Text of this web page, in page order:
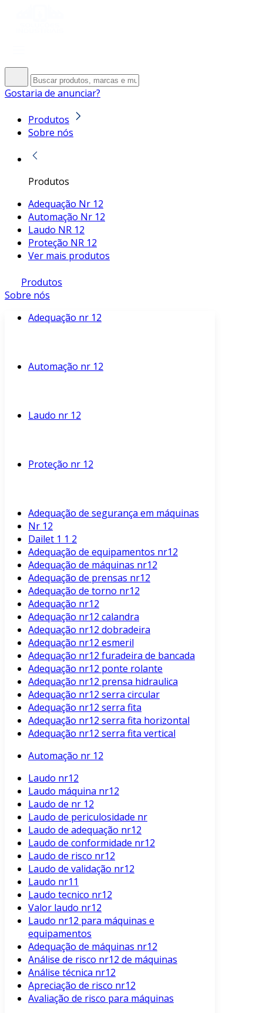
Gostaria de anunciar?
Produtos
Sobre nós
Produtos
Adequação Nr 12
Automação Nr 12
Laudo NR 12
Proteção NR 12
Ver mais produtos
Produtos
Sobre nós
Adequação nr 12
Automação nr 12
Laudo nr 12
Proteção nr 12
Adequação de segurança em máquinas
Nr 12
Dailet 1 1 2
Adequação de equipamentos nr12
Adequação de máquinas nr12
Adequação de prensas nr12
Adequação de torno nr12
Adequação nr12
Adequação nr12 calandra
Adequação nr12 dobradeira
Adequação nr12 esmeril
Adequação nr12 furadeira de bancada
Adequação nr12 ponte rolante
Adequação nr12 prensa hidraulica
Adequação nr12 serra circular
Adequação nr12 serra fita
Adequação nr12 serra fita horizontal
Adequação nr12 serra fita vertical
Automação nr 12
Laudo nr12
Laudo máquina nr12
Laudo de nr 12
Laudo de periculosidade nr
Laudo de adequação nr12
Laudo de conformidade nr12
Laudo de risco nr12
Laudo de validação nr12
Laudo nr11
Laudo tecnico nr12
Valor laudo nr12
Laudo nr12 para máquinas e
equipamentos
Adequação de máquinas nr12
Análise de risco nr12 de máquinas
Análise técnica nr12
Apreciação de risco nr12
Avaliação de risco para máquinas